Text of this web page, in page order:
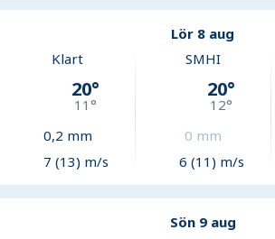
Lör 8 aug
Klart
20°
11°
0,2 mm
7 (13) m/s
SMHI
20°
12°
0 mm
6 (11) m/s
Sön 9 aug